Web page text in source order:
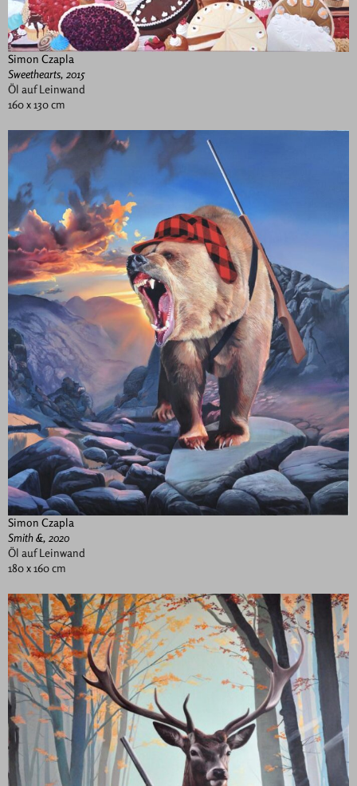
Simon Czapla
Sweethearts, 2015
Öl auf Leinwand
160 x 130 cm
Simon Czapla
Smith &, 2020
Öl auf Leinwand
180 x 160 cm